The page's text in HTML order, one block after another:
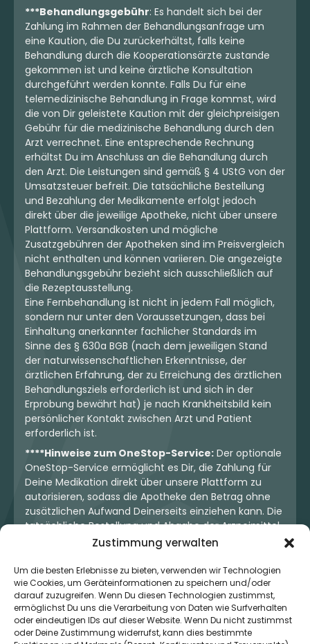
Zustimmung verwalten
Um die besten Erlebnisse zu bieten, verwenden wir Technologien
wie Cookies, um Geräteinformationen zu speichern und/oder
darauf zuzugreifen. Wenn Du diesen Technologien zustimmst,
ermöglichst Du uns die Verarbeitung von Daten wie Surfverhalten
oder eindeutigen IDs auf dieser Website. Wenn Du nicht zustimmst
oder Deine Zustimmung widerrufst, kann dies bestimmte
***Behandlungsgebühr: Es handelt sich bei der
Zahlung im Rahmen der Behandlungsanfrage um
eine Kaution, die Du zurückerhältst, falls keine
Behandlung durch die Kooperationsärzte zustande
gekommen ist und keine ärztliche Konsultation
durchgeführt werden konnte. Falls Du für eine
telemedizinische Behandlung in Frage kommst, wird
die von Dir geleistete Kaution mit der gleichpreisigen
Gebühr für die medizinische Behandlung durch den
Arzt verrechnet. Eine entsprechende Rechnung
erhältst Du im Anschluss an die Behandlung durch
den Arzt. Die Leistungen sind gemäß § 4 UStG von der
Umsatzsteuer befreit. Die tatsächliche Bestellung
und Bezahlung der Medikamente erfolgt jedoch
direkt über die jeweilige Apotheke, nicht über unsere
Plattform. Versandkosten und mögliche
Zusatzgebühren der Apotheken sind im Preisvergleich
nicht enthalten und können variieren. Die angezeigte
Behandlungsgebühr bezieht sich ausschließlich auf
die Rezeptausstellung.
Eine Fernbehandlung ist nicht in jedem Fall möglich,
sondern nur unter den Voraussetzungen, dass bei
Einhaltung anerkannter fachlicher Standards im
Sinne des § 630a BGB (nach dem jeweiligen Stand
der naturwissenschaftlichen Erkenntnisse, der
ärztlichen Erfahrung, der zu Erreichung des ärztlichen
Behandlungsziels erforderlich ist und sich in der
Erprobung bewährt hat) je nach Krankheitsbild kein
persönlicher Kontakt zwischen Arzt und Patient
erforderlich ist.
****Hinweise zum OneStop-Service: Der optionale
OneStop-Service ermöglicht es Dir, die Zahlung für
Deine Medikation direkt über unsere Plattform zu
autorisieren, sodass die Apotheke den Betrag ohne
zusätzlichen Aufwand Deinerseits einziehen kann. Die
tatsächliche Bestellung und Abgabe der Arzneimittel
erfolgt jedoch ausschließlich über die jeweilige
Dir und der Apotheke. Unser OneStop-Service stellt
kein pharmazeutisches Angebot dar, sondern dient
lediglich der komfortablen Zahlungsabwicklung. Die
Nutzung ist freiwillig und hat keinerlei Einfluss auf die
ärztliche Therapieentscheidung oder die Wahl der